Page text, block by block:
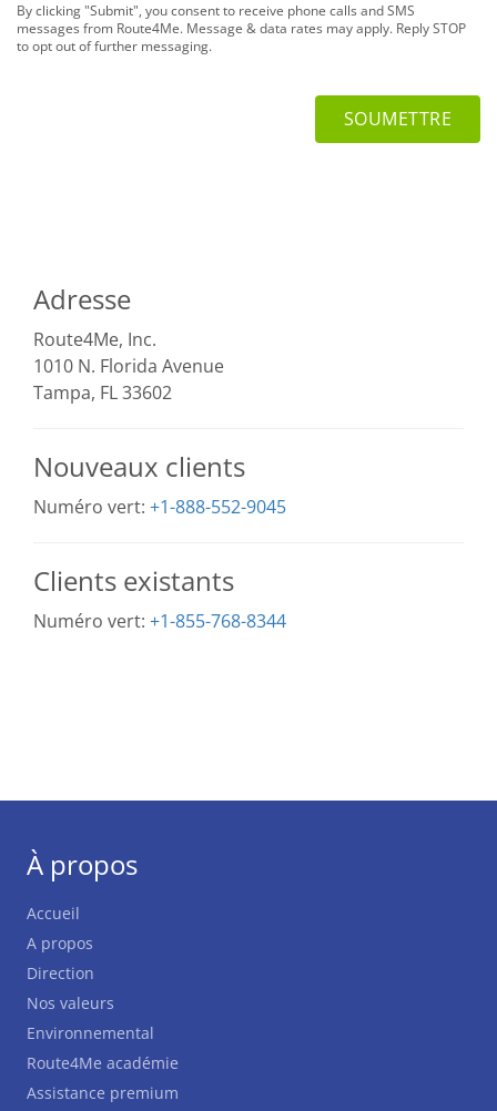
By clicking "Submit", you consent to receive phone calls and SMS
messages from Route4Me. Message & data rates may apply. Reply STOP
to opt out of further messaging.
Adresse
Route4Me, Inc.
1010 N. Florida Avenue
Tampa, FL 33602
Nouveaux clients
Numéro vert: +1-888-552-9045
Clients existants
Numéro vert: +1-855-768-8344
À propos
Accueil
A propos
Direction
Nos valeurs
Environnemental
Route4Me académie
Assistance premium